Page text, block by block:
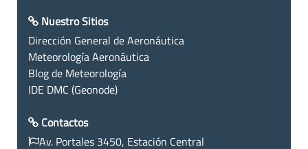
Nuestro Sitios
Dirección General de Aeronáutica
Meteorología Aeronáutica
Blog de Meteorología
IDE DMC (Geonode)
Contactos
Av. Portales 3450, Estación Central